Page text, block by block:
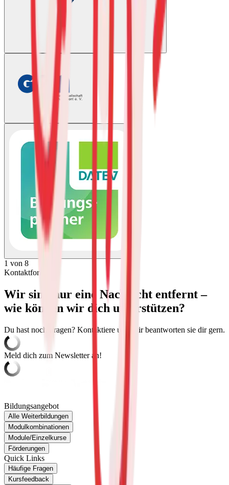
1 von 8
Kontaktformular
Wir sind nur eine Nachricht entfernt –
wie können wir dich unterstützen?
Du hast noch Fragen? Kontaktiere uns, wir beantworten sie dir gern.
Meld dich zum Newsletter an!
Bildungsangebot
Alle Weiterbildungen
Modulkombinationen
Module/Einzelkurse
Förderungen
Quick Links
Häufige Fragen
Kursfeedback